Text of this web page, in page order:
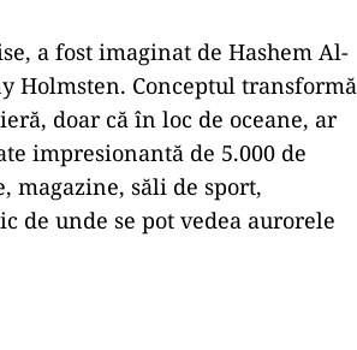
a fost imaginat de Hashem Al-
Holmsten. Conceptul transformă
doar că în loc de oceane, ar
impresionantă de 5.000 de
magazine, săli de sport,
de unde se pot vedea aurorele